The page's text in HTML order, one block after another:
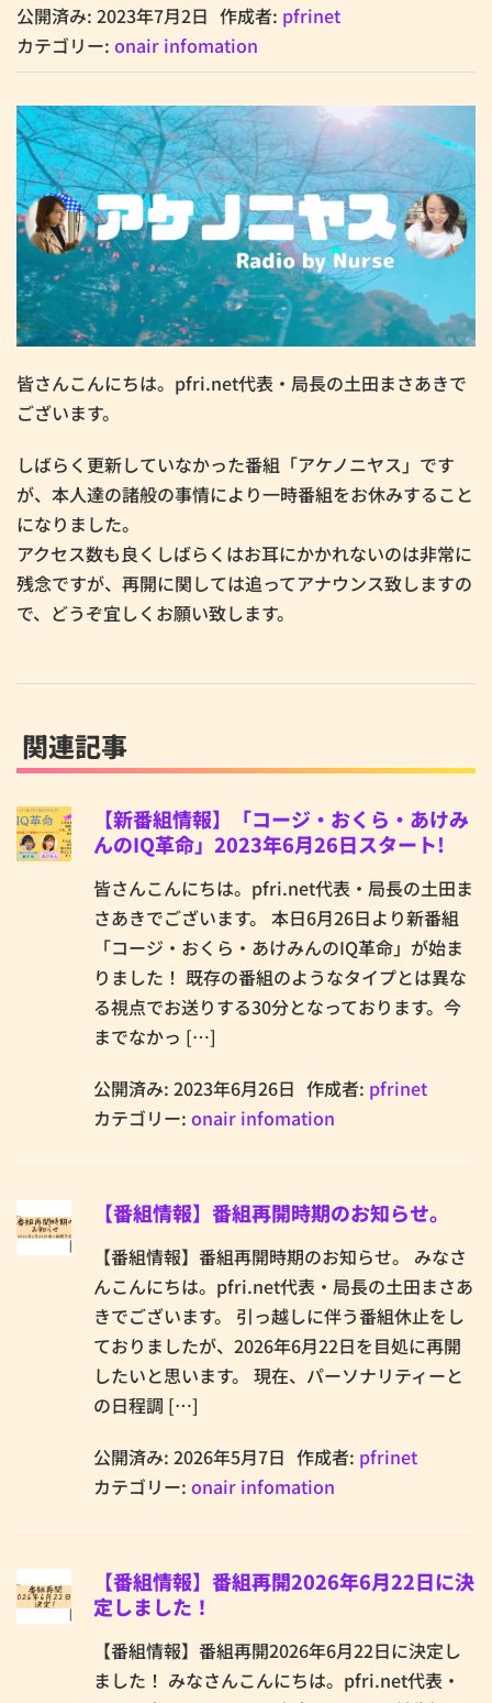
公開済み: 2023年7月2日 作成者: pfrinet
カテゴリー: onair infomation
皆さんこんにちは。pfri.net代表・局長の土田まさあきで
ございます。
しばらく更新していなかった番組「アケノニヤス」です
が、本人達の諸般の事情により一時番組をお休みすること
になりました。
アクセス数も良くしばらくはお耳にかかれないのは非常に
残念ですが、再開に関しては追ってアナウンス致しますの
で、どうぞ宜しくお願い致します。
関連記事
【新番組情報】「コージ・おくら・あけみ
んのIQ革命」2023年6月26日スタート!
皆さんこんにちは。pfri.net代表・局長の土田ま
さあきでございます。 本日6月26日より新番組
「コージ・おくら・あけみんのIQ革命」が始ま
りました！ 既存の番組のようなタイプとは異な
る視点でお送りする30分となっております。今
までなかっ […]
公開済み: 2023年6月26日 作成者: pfrinet
カテゴリー: onair infomation
【番組情報】番組再開時期のお知らせ。
【番組情報】番組再開時期のお知らせ。 みなさ
んこんにちは。pfri.net代表・局長の土田まさあ
きでございます。 引っ越しに伴う番組休止をし
ておりましたが、2026年6月22日を目処に再開
したいと思います。 現在、パーソナリティーと
の日程調 […]
公開済み: 2026年5月7日 作成者: pfrinet
カテゴリー: onair infomation
【番組情報】番組再開2026年6月22日に決
定しました！
【番組情報】番組再開2026年6月22日に決定し
ました！ みなさんこんにちは。pfri.net代表・